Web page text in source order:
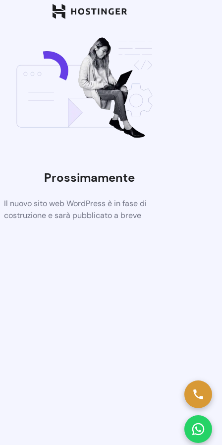
Prossimamente
Il nuovo sito web WordPress è in fase di
costruzione e sarà pubblicato a breve